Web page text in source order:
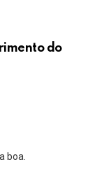
do
boa.